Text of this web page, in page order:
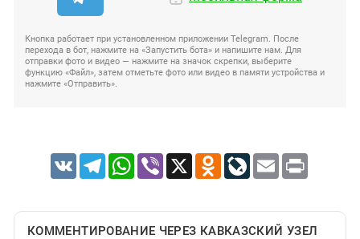
Кнопка работает при установленном приложении Telegram. После
перехода в бот, нажмите на «Запустить бота» и напишите нам. Для
отправки фото и видео — нажмите на значок скрепки, выберите
функцию «Файл», затем отметьте фото или видео в памяти устройства и
нажмите «Отправить».
VK TelegramWhatsApp
Viber X Odnoklassniki
LiveJournal
Email Print
КОММЕНТИРОВАНИЕ ЧЕРЕЗ КАВКАЗСКИЙ УЗЕЛ